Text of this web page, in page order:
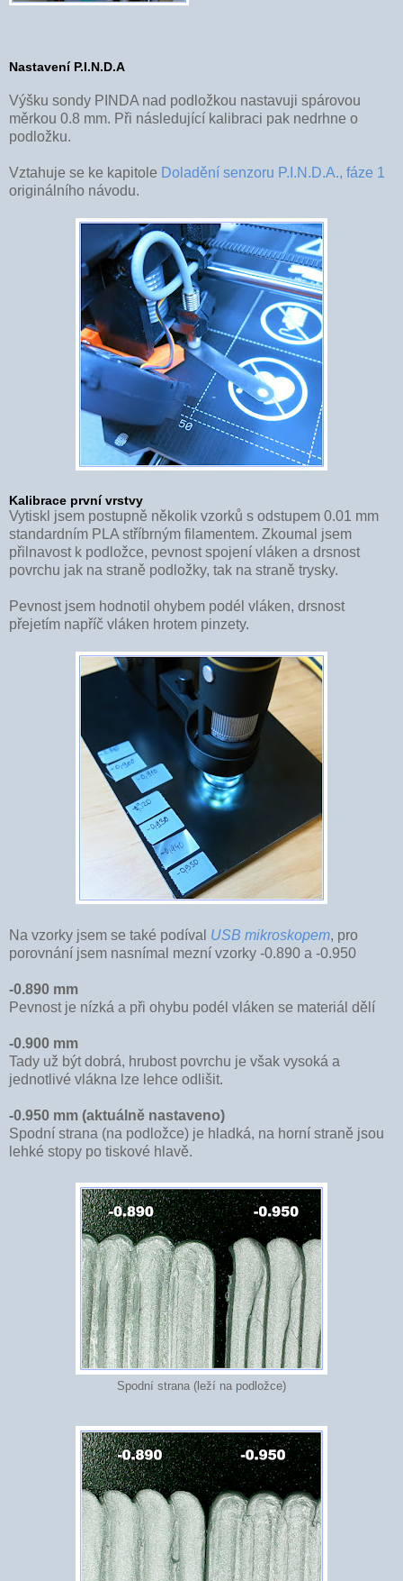
Nastavení P.I.N.D.A
Výšku sondy PINDA nad podložkou nastavuji spárovou
měrkou 0.8 mm. Při následující kalibraci pak nedrhne o
podložku.
Vztahuje se ke kapitole Doladění senzoru P.I.N.D.A., fáze 1
originálního návodu.
Kalibrace první vrstvy
Vytiskl jsem postupně několik vzorků s odstupem 0.01 mm
standardním PLA stříbrným filamentem. Zkoumal jsem
přilnavost k podložce, pevnost spojení vláken a drsnost
povrchu jak na straně podložky, tak na straně trysky.
Pevnost jsem hodnotil ohybem podél vláken, drsnost
přejetím napříč vláken hrotem pinzety.
Na vzorky jsem se také podíval USB mikroskopem, pro
porovnání jsem nasnímal mezní vzorky -0.890 a -0.950
-0.890 mm
Pevnost je nízká a při ohybu podél vláken se materiál dělí
-0.900 mm
Tady už být dobrá, hrubost povrchu je však vysoká a
jednotlivé vlákna lze lehce odlišit.
-0.950 mm (aktuálně nastaveno)
Spodní strana (na podložce) je hladká, na horní straně jsou
lehké stopy po tiskové hlavě.
Spodní strana (leží na podložce)